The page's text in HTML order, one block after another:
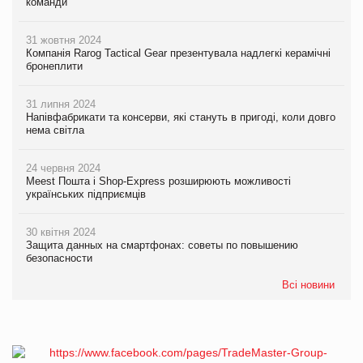
31 жовтня 2024
Компанія Rarog Tactical Gear презентувала надлегкі керамічні
бронеплити
31 липня 2024
Напівфабрикати та консерви, які стануть в пригоді, коли довго
нема світла
24 червня 2024
Meest Пошта і Shop-Express розширюють можливості
українських підприємців
30 квітня 2024
Защита данных на смартфонах: советы по повышению
безопасности
Всі новини